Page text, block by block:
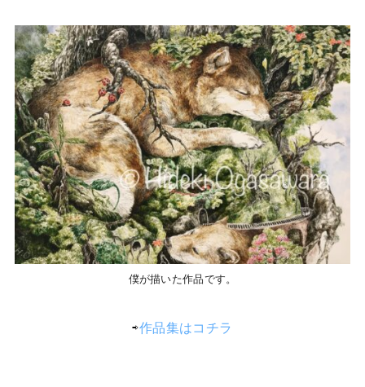
僕が描いた作品です。
⇨作品集はコチラ